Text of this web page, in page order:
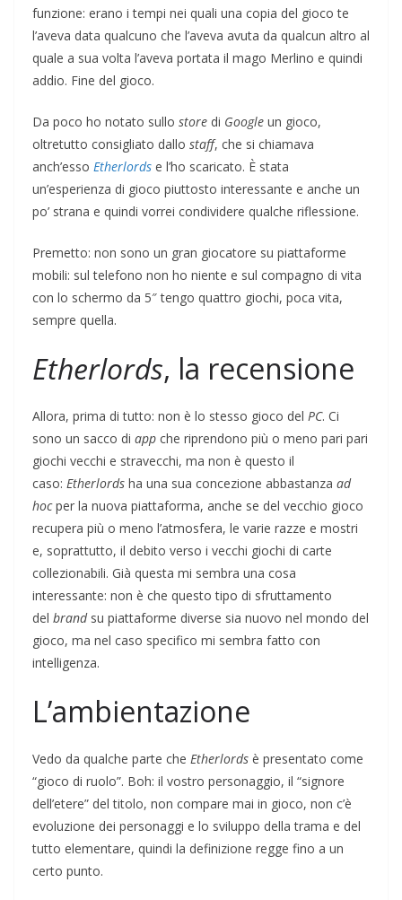
funzione: erano i tempi nei quali una copia del gioco te
l’aveva data qualcuno che l’aveva avuta da qualcun altro al
quale a sua volta l’aveva portata il mago Merlino e quindi
addio. Fine del gioco.
Da poco ho notato sullo store di Google un gioco,
oltretutto consigliato dallo staff, che si chiamava
anch’esso Etherlords e l’ho scaricato. È stata
un’esperienza di gioco piuttosto interessante e anche un
po’ strana e quindi vorrei condividere qualche riflessione.
Premetto: non sono un gran giocatore su piattaforme
mobili: sul telefono non ho niente e sul compagno di vita
con lo schermo da 5″ tengo quattro giochi, poca vita,
sempre quella.
Etherlords, la recensione
Allora, prima di tutto: non è lo stesso gioco del PC. Ci
sono un sacco di app che riprendono più o meno pari pari
giochi vecchi e stravecchi, ma non è questo il
caso: Etherlords ha una sua concezione abbastanza ad
hocper la nuova piattaforma, anche se del vecchio gioco
recupera più o meno l’atmosfera, le varie razze e mostri
e, soprattutto, il debito verso i vecchi giochi di carte
collezionabili. Già questa mi sembra una cosa
interessante: non è che questo tipo di sfruttamento
del brandsu piattaforme diverse sia nuovo nel mondo del
gioco, ma nel caso specifico mi sembra fatto con
intelligenza.
L’ambientazione
Vedo da qualche parte che Etherlords è presentato come
“gioco di ruolo”. Boh: il vostro personaggio, il “signore
dell’etere” del titolo, non compare mai in gioco, non c’è
evoluzione dei personaggi e lo sviluppo della trama e del
tutto elementare, quindi la definizione regge fino a un
certo punto.